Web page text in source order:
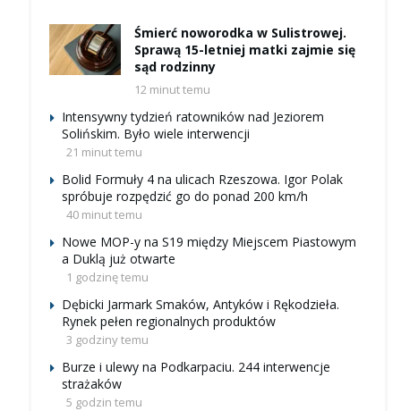
Śmierć noworodka w Sulistrowej.
Sprawą 15-letniej matki zajmie się
sąd rodzinny
12 minut temu
Intensywny tydzień ratowników nad Jeziorem
Solińskim. Było wiele interwencji
21 minut temu
Bolid Formuły 4 na ulicach Rzeszowa. Igor Polak
spróbuje rozpędzić go do ponad 200 km/h
40 minut temu
Nowe MOP-y na S19 między Miejscem Piastowym
a Duklą już otwarte
1 godzinę temu
Dębicki Jarmark Smaków, Antyków i Rękodzieła.
Rynek pełen regionalnych produktów
3 godziny temu
Burze i ulewy na Podkarpaciu. 244 interwencje
strażaków
5 godzin temu